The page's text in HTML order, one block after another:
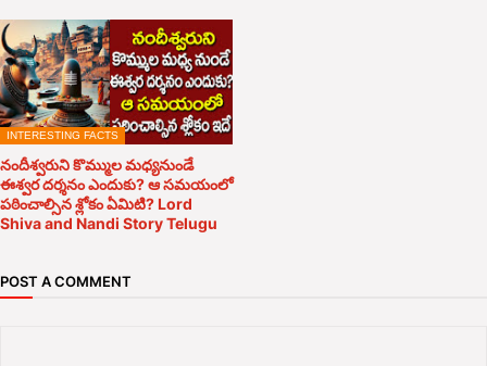
INTERESTING FACTS
నందీశ్వరుని కొమ్ముల మధ్యనుండే
ఈశ్వర దర్శనం ఎందుకు? ఆ సమయంలో
పఠించాల్సిన శ్లోకం ఏమిటి? Lord
Shiva and Nandi Story Telugu
POST A COMMENT